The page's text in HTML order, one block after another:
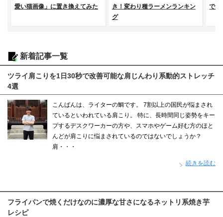
愛い猫画像」に置き換えてみた
き！変わり種ラーメンランキン
グ
で山
新着記事一覧
ツライ肩こりを1日30秒で改善可能な肩じんわり系動的ストレッチ
4選
こんばんは、ライターの鯛です。 7割以上の国民が悩まされ
ているといわれている肩こり。 特に、長時間同じ姿勢をキー
プするデスクワーカーの方や、スマホやゲーム好む方のほと
んどが肩こりに悩まされているのではないでしょうか？
肩・・・
続きを読む
フライパンで焼くだけなのに濃厚な甘さになるネットリ系焼き芋
レシピ